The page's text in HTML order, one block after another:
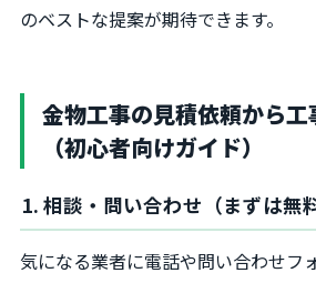
のベストな提案が期待できます。
金物工事の見積依頼から
（初心者向けガイド）
1. 相談・問い合わせ（まずは無
気になる業者に電話や問い合わせフ